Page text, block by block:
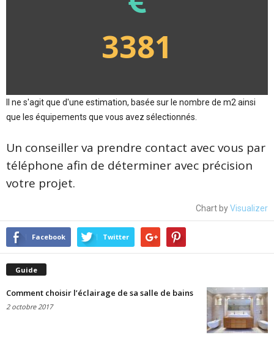
3381
Il ne s'agit que d'une estimation, basée sur le nombre de m2 ainsi
que les équipements que vous avez sélectionnés.
Un conseiller va prendre contact avec vous par
téléphone afin de déterminer avec précision
votre projet.
Chart byVisualizer
Facebook Twitter
Guide
Comment choisir l’éclairage de sa salle de bains
2 octobre 2017